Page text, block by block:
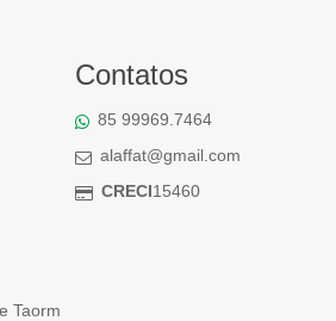
Contatos
85 99969.7464
alaffat@gmail.com
CRECI15460
Taorm